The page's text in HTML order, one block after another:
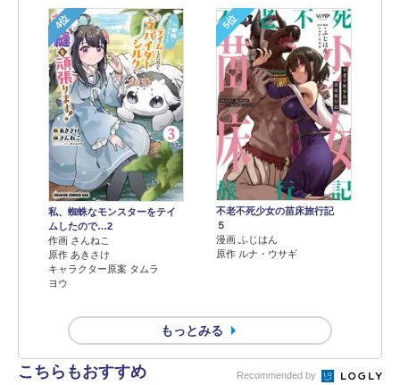
4位
私、蜘蛛なモンスターをテイ
ムしたので…2
作画 さんねこ
原作 あきさけ
キャラクター原案 タムラ
ヨウ
5位
不老不死少女の苗床旅行記
５
漫画 ふじはん
原作 ルナ・ウサギ
もっとみる
こちらもおすすめ Recommended by